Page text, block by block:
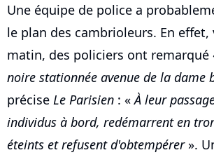
Une équipe de police a
le plan des cambrioleurs. En effet,
matin, des policiers ont remarqué
noire stationnée avenue de la dame
précise Le Parisien : «À leur
individus à bord, redémarrent en
éteints et refusent d'obtempérer».